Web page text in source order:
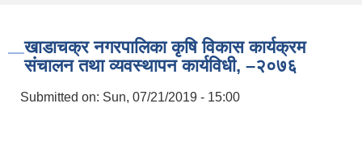
खाडाचक्र नगरपालिका कृषि विकास कार्यक्रम
संचालन तथा व्यवस्थापन कार्यविधी, –२०७६
Submitted on: Sun, 07/21/2019 - 15:00